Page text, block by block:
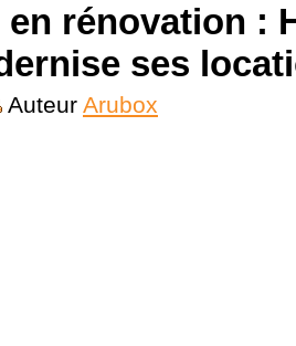
en rénovation :
ses
Auteur Arubox